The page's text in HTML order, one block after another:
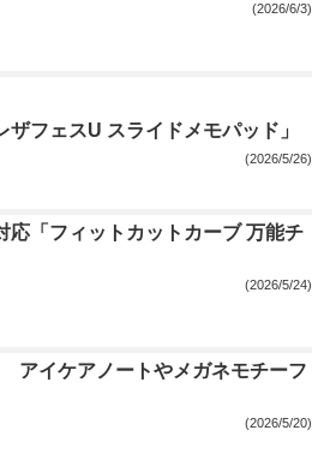
(2026/6/3)
フェスU スライドメモパッド」
(2026/5/26)
応「フィットカットカーブ 万能チ
(2026/5/24)
アイケアノートやメガネモチーフ
(2026/5/20)